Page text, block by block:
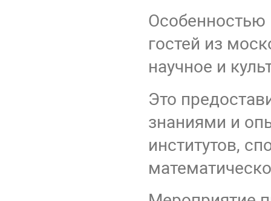
гостей из
научное и
Это
знаниями и
институтов,